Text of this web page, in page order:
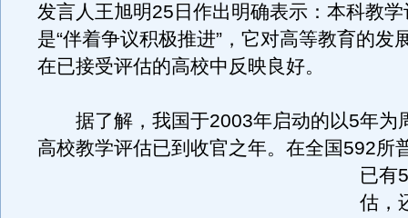
发言人王旭明25日作出明确表示：本科教
是“伴着争议积极推进”，它对高等教育的发
在已接受评估的高校中反映良好。
据了解，我国于2003年启动的以5年为
高校教学评估已到收官之年。 在全国592所
已有
估，